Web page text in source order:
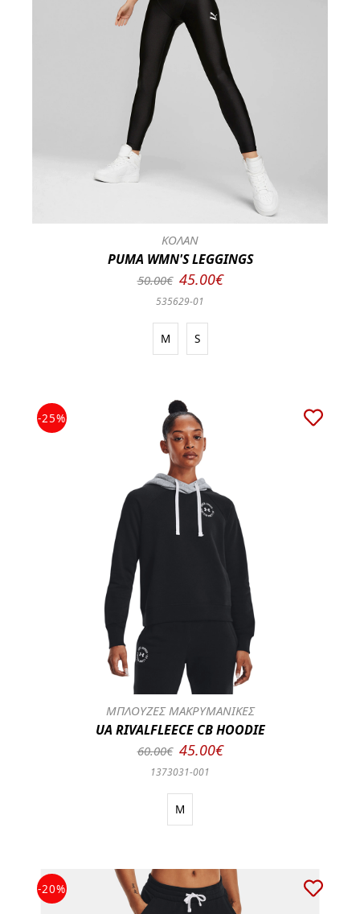
ΚΟΛΑΝ
PUMA WMN'S LEGGINGS
50.00€ 45.00€
535629-01
M S
-25%
ΜΠΛΟΥΖΕΣ ΜΑΚΡΥΜΑΝΙΚΕΣ
UA RIVALFLEECE CB HOODIE
60.00€ 45.00€
1373031-001
M
-20%